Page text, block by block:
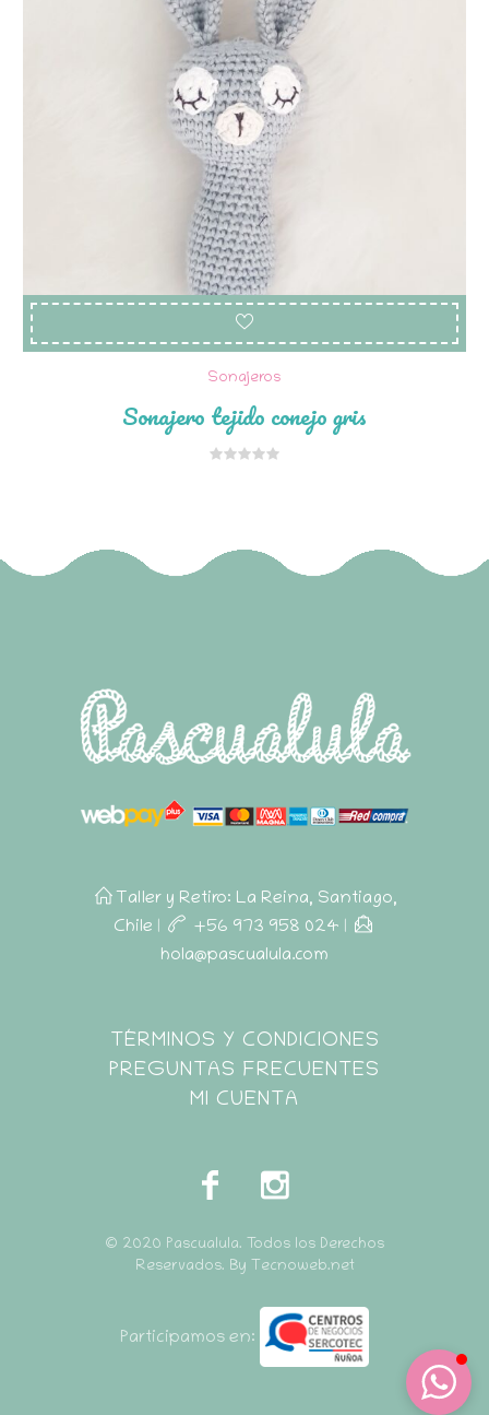
Sonajeros
Sonajero tejido conejo gris
Taller y Retiro: La Reina, Santiago,
Chile | +56 973 958 024 |
hola@pascualula.com
Pascualula
TÉRMINOS Y CONDICIONES
PREGUNTAS FRECUENTES
MI CUENTA
© 2020 Pascualula. Todos los Derechos
Reservados. By Tecnoweb.net
Participamos en: